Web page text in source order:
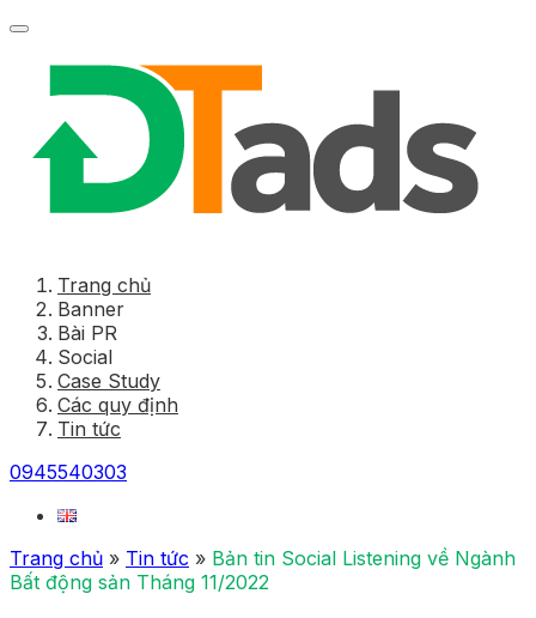
Trang chủ
Banner
Bài PR
Social
Case Study
Các quy định
Tin tức
0945540303
Trang chủ » Tin tức » Bản tin Social Listening về Ngành
Bất động sản Tháng 11/2022